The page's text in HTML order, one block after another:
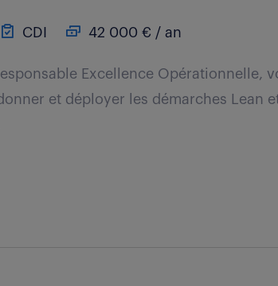
CDI 42 000 € / an
Excellence Opérationnelle,
et déployer les démarches Lean